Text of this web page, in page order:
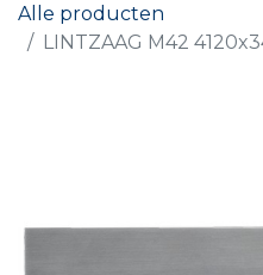
Alle producten
LINTZAAG M42